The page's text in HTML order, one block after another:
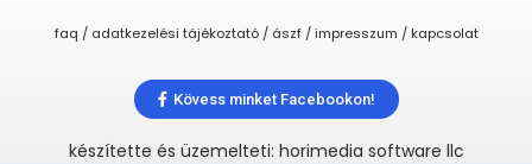
faq / adatkezelési tájékoztató / ászf / impresszum / kapcsolat
Kövess minket Facebookon!
készítette és üzemelteti: horimedia software llc